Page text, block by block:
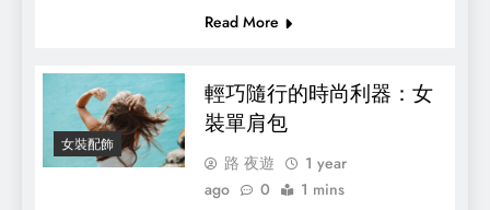
Read More
女裝配飾
輕巧隨行的時尚利器：女
裝單肩包
路 夜遊
1 year
ago
0 1 mins